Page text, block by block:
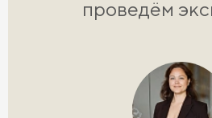
проведём